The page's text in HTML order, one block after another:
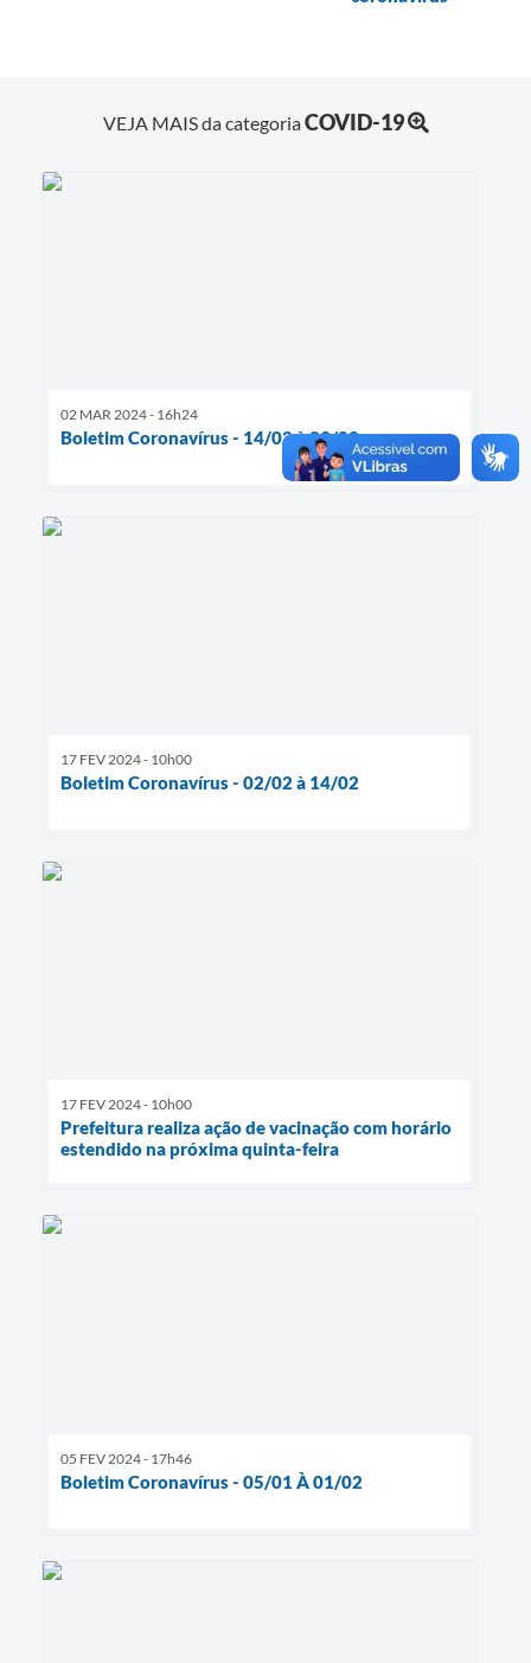
VEJA MAIS da categoriaCOVID-19
02 MAR 2024 - 16h24
Boletim Coronavírus - 14/02 à 29/02
17 FEV 2024 - 10h00
Boletim Coronavírus - 02/02 à 14/02
17 FEV 2024 - 10h00
Prefeitura realiza ação de vacinação com horário
estendido na próxima quinta-feira
05 FEV 2024 - 17h46
Boletim Coronavírus - 05/01 À 01/02